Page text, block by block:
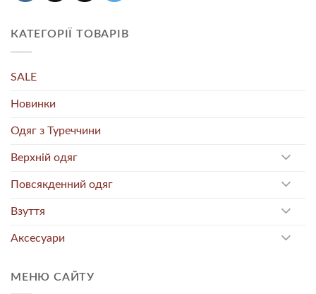
КАТЕГОРІЇ ТОВАРІВ
SALE
Новинки
Одяг з Туреччини
Верхній одяг
Повсякденний одяг
Взуття
Аксесуари
МЕНЮ САЙТУ